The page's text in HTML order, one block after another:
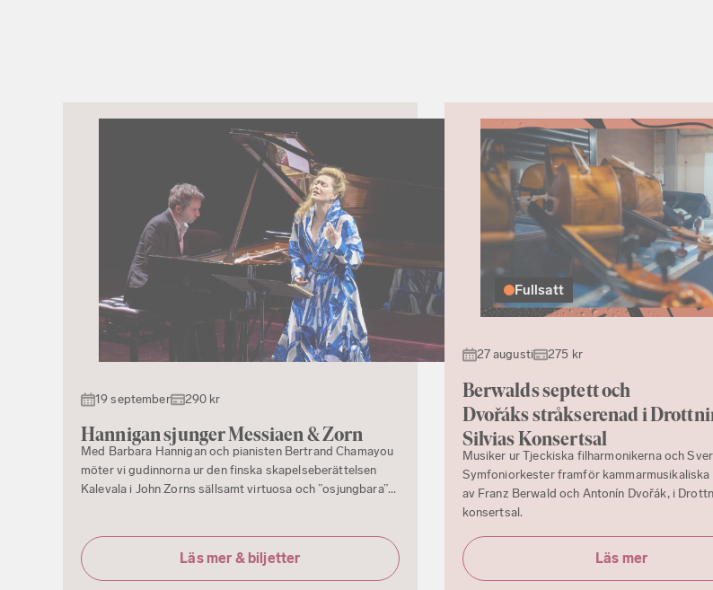
19 september 290 kr
Hannigan sjunger Messiaen & Zorn
Med Barbara Hannigan och pianisten Bertrand Chamayou
möter vi gudinnorna ur den finska skapelseberättelsen
Kalevala i John Zorns sällsamt virtuosa och ”osjungbara”...
Läs mer & biljetter
Fullsatt
27 augusti 275 kr
Berwalds septett och
Dvořáks stråkserenad i
Silvias Konsertsal
Musiker ur Tjeckiska filharmonikerna och
Symfoniorkester framför
av Franz Berwald och Antonín Dvořák, i
konsertsal.
Läs mer